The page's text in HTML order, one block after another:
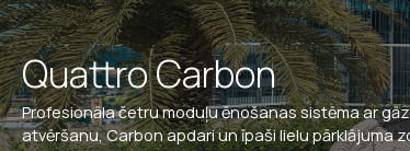
Quattro Carbon
Profesionāla četru moduļu ēnošanas sistēma ar
atvēršanu, Carbon apdari un īpaši lielu pārklājuma